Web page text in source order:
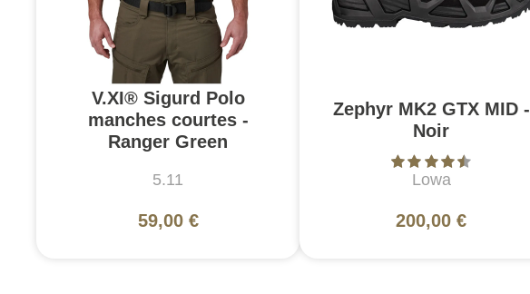
V.XI® Sigurd Polo
manches courtes -
Ranger Green
5.11
59,00 €
Zephyr MK2 GTX MID -
Noir
Lowa
200,00 €